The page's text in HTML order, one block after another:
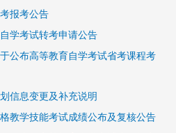
报考公告
学考试转考申请公告
公布高等教育自学考试省考课程考
信息变更及补充说明
教学技能考试成绩公布及复核公告